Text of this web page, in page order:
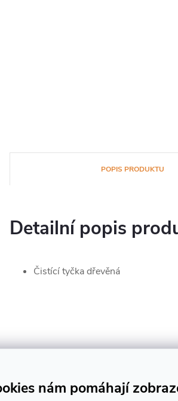
nám pomáhají
POPIS PRODUKTU
Detailní popis
Čistící tyčka dřevěná